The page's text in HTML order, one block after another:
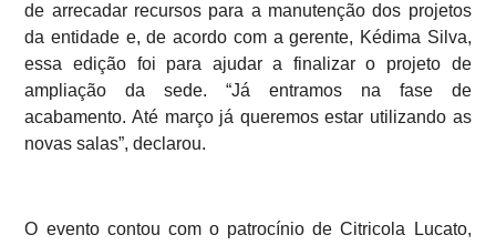
de arrecadar recursos para a manutenção dos projetos
da entidade e, de acordo com a gerente, Kédima Silva,
essa edição foi para ajudar a finalizar o projeto de
ampliação da sede. “Já entramos na fase de
acabamento. Até março já queremos estar utilizando as
novas salas”, declarou.
O evento contou com o patrocínio de Citricola Lucato,